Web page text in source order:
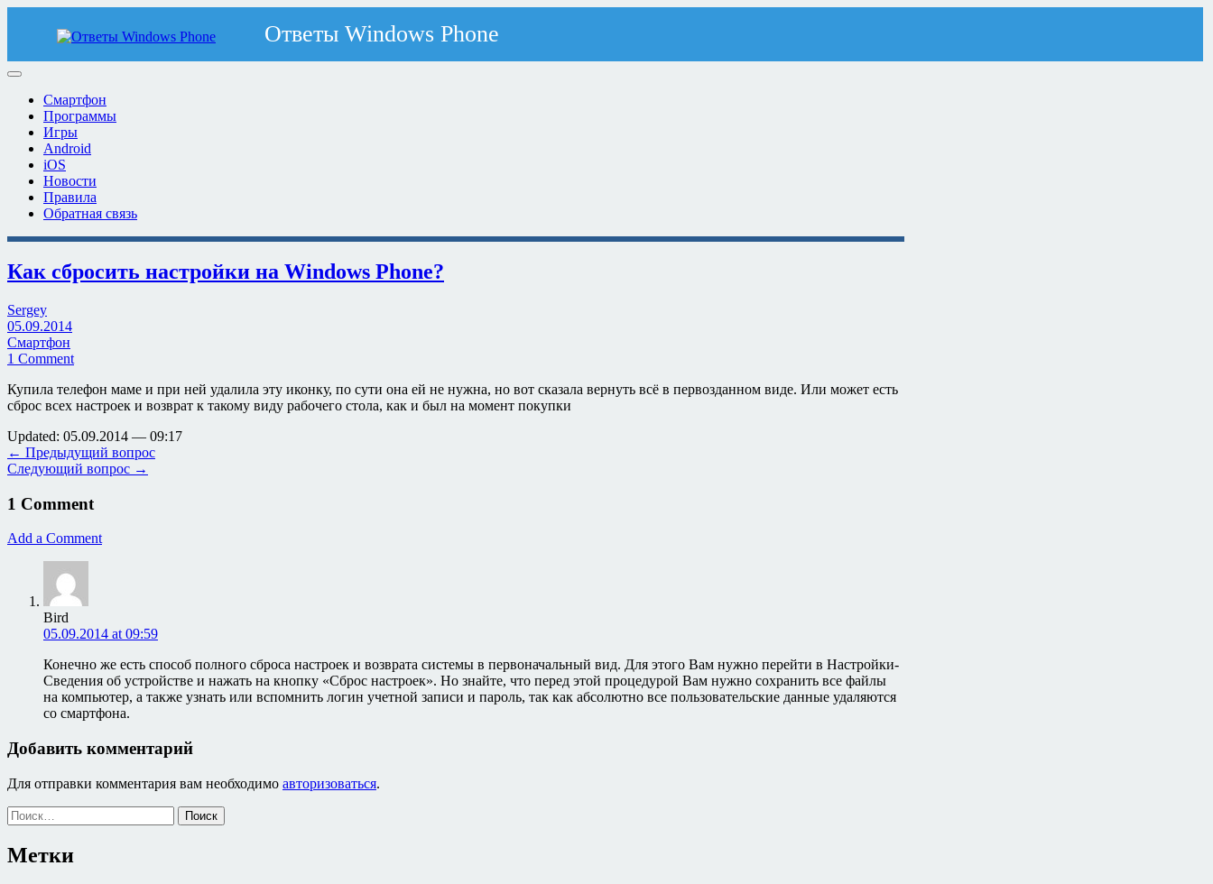
Смартфон
Программы
Игры
Android
iOS
Новости
Правила
Обратная связь
Как сбросить настройки на Windows Phone?
Sergey
05.09.2014
Смартфон
1 Comment
Купила телефон маме и при ней удалила эту иконку, по сути она ей не нужна, но вот сказала вернуть всё в первозданном виде. Или может есть
сброс всех настроек и возврат к такому виду рабочего стола, как и был на момент покупки
Updated: 05.09.2014 — 09:17
← Предыдущий вопрос
Следующий вопрос →
1 Comment
Add a Comment
Bird
05.09.2014 at 09:59
Конечно же есть способ полного сброса настроек и возврата системы в первоначальный вид. Для этого Вам нужно перейти в Настройки-
Сведения об устройстве и нажать на кнопку «Сброс настроек». Но знайте, что перед этой процедурой Вам нужно сохранить все файлы
на компьютер, а также узнать или вспомнить логин учетной записи и пароль, так как абсолютно все пользовательские данные удаляются
со смартфона.
Добавить комментарий
Для отправки комментария вам необходимо авторизоваться.
Найти:
Метки